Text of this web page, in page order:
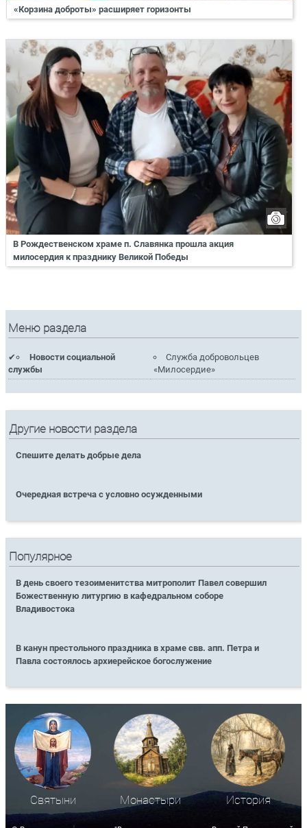
«Корзина доброты» расширяет горизонты
В Рождественском храме п. Славянка прошла акция
милосердия к празднику Великой Победы
Меню раздела
Новости социальной
службы
Служба добровольцев
«Милосердие»
Другие новости раздела
Спешите делать добрые дела
Очередная встреча с условно осужденными
Популярное
В день своего тезоименитства митрополит Павел совершил
Божественную литургию в кафедральном соборе
Владивостока
В канун престольного праздника в храме свв. апп. Петра и
Павла состоялось архиерейское богослужение
Святыни Монастыри История